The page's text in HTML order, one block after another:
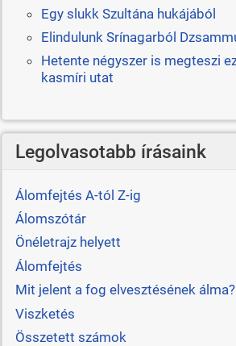
Egy slukk Szultána hukájából
Elindulunk Srínagarból
Hetente négyszer is megteszi
kasmíri utat
Legolvasotabb írásaink
Álomfejtés A-tól Z-ig
Álomszótár
Önéletrajz helyett
Álomfejtés
Mit jelent a fog elvesztésének álma?
Viszketés
Összetett számok